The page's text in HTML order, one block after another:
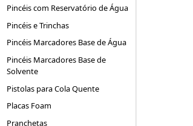
Pincéis com Reservatório de Água
Pincéis e Trinchas
Pincéis Marcadores Base de Água
Pincéis Marcadores Base de
Solvente
Pistolas para Cola Quente
Placas Foam
Pranchetas